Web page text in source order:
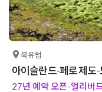
북유럽
아이슬란드-페로 제도
27년 예약 오픈-얼리버